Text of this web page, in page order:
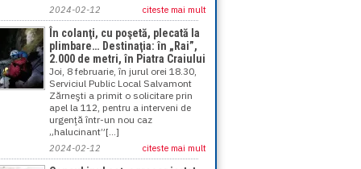
2024-02-12 citeste mai mult
În colanţi, cu poşetă, plecată la
plimbare… Destinaţia: în „Rai”,
2.000 de metri, în Piatra Craiului
Joi, 8 februarie, în jurul orei 18.30,
Serviciul Public Local Salvamont
Zărneşti a primit o solicitare prin
apel la 112, pentru a interveni de
urgenţă într-un nou caz
„halucinant”[...]
2024-02-12 citeste mai mult